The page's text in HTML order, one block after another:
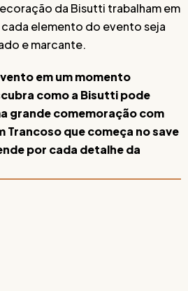
da Bisutti trabalham em
elemento do evento seja
e marcante.
em um momento
como a Bisutti pode
grande comemoração com
Trancoso que começa no save
por cada detalhe da